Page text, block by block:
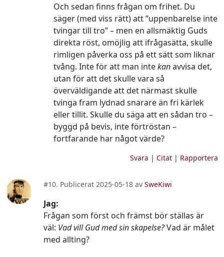
Och sedan finns frågan om frihet. Du
säger (med viss rätt) att ”uppenbarelse inte
tvingar till tro” – men en allsmäktig Guds
direkta röst, omöjlig att ifrågasätta, skulle
rimligen påverka oss på ett sätt som liknar
tvång. Inte för att man intekanavvisa det,
utan för att det skulle vara så
överväldigande att det närmast skulle
tvinga fram lydnad snarare än fri kärlek
eller tillit. Skulle du säga att en sådan tro –
byggd på bevis, inte förtröstan –
fortfarande har något värde?
Svara | Citat| Rapportera
#10. Publicerat 2025-05-18 av SweKiwi
Jag:
Frågan som först och främst bör ställas är
väl: Vad vill Gud med sin skapelse?Vad är målet
med allting?